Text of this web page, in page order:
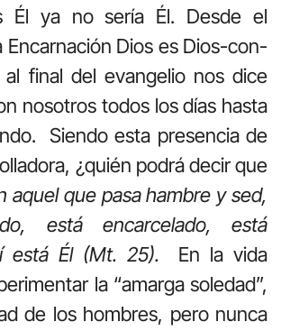
Él ya no sería Él. Desde el
Encarnación Dios es Dios-con-
final del evangelio nos dice
nosotros todos los días hasta
Siendo esta presencia de
¿quién podrá decir que
aquel que pasa hambre y sed,
está encarcelado, está
está Él (Mt. 25). En la vida
la “amarga soledad”,
de los hombres, pero nunca